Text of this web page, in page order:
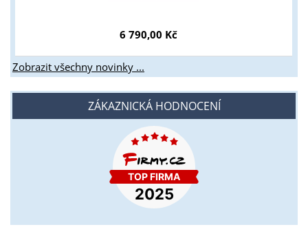
6 790,00 Kč
Zobrazit všechny novinky ...
ZÁKAZNICKÁ HODNOCENÍ